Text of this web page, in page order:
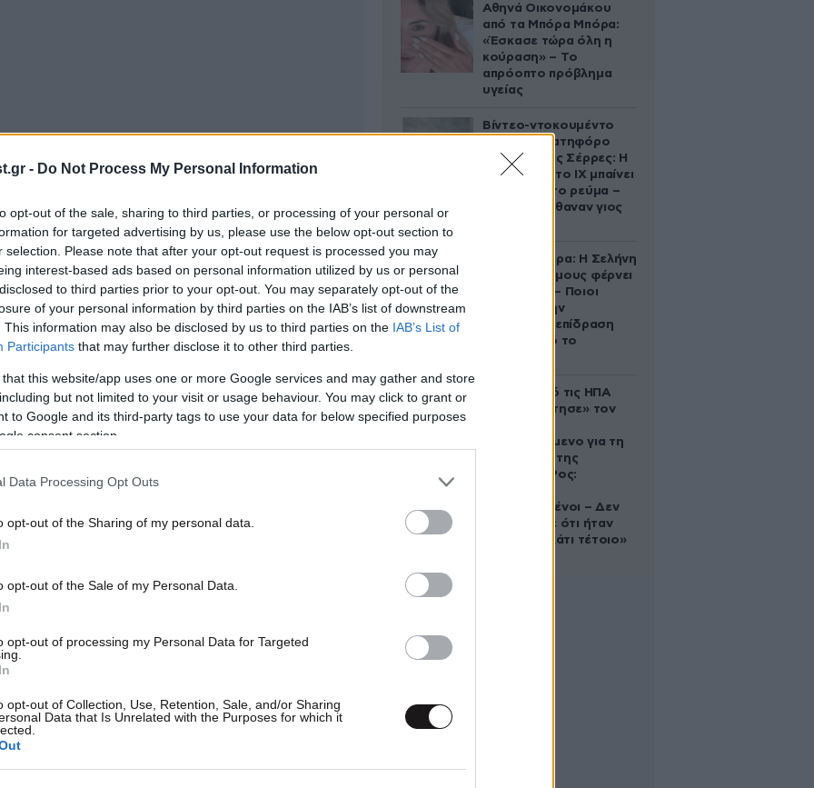
- Do Not Process My Personal Information
opt-out of the sale, sharing to third parties, or processing of your personal or
for targeted advertising by us, please use the below opt-out section to
selection. Please note that after your opt-out request is processed you may
interest-based ads based on personal information utilized by us or personal
to third parties prior to your opt-out. You may separately opt-out of the
of your personal information by third parties on the IAB’s list of downstream
This information may also be disclosed by us to third parties on the IAB’s List of
Participants that may further disclose it to other third parties.
that this website/app uses one or more Google services and may gather and store
but not limited to your visit or usage behaviour. You may click to grant or
to Google and its third-party tags to use your data for below specified purposes
consent section.
Data Processing Opt Outs
opt-out of the Sharing of my personal data.
opt-out of the Sale of my Personal Data.
opt-out of processing my Personal Data for Targeted
opt-out of Collection, Use, Retention, Sale, and/or Sharing
Data that Is Unrelated with the Purposes for which it
χθες που μοιραστήκαμε εκείνη τη στιγμή
τότε και τώρα. Eurovision 2005. *
και χαμόγελα σε όλους».
Αθηνά Οικονομάκου
από τα Μπόρα Μπόρα:
«Έσκασε τώρα όλη η
κούραση» – Το
απρόοπτο πρόβλημα
υγείας
Βίντεο-ντοκουμέντο
από το θανατηφόρο
τροχαίο στις Σέρρες: Η
στιγμή που το ΙΧ μπαίνει
στο αντίθετο ρεύμα –
Ακαριαία πέθαναν γιος
Ζώδια σήμερα: Η Σελήνη
στους Διδύμους φέρνει
ανατροπές – Ποιοι
δέχονται την
ευεργετική επίδραση
του Δία από το
Ζευγάρι από τις ΗΠΑ
που «υιοθέτησε» τον
κατηγορούμενο για τη
δολοφονία της
Ελίζαμπεθ Ρος:
συντετριμμένοι – Δεν
έδειξε ποτέ ότι ήταν
ικανός για κάτι τέτοιο»